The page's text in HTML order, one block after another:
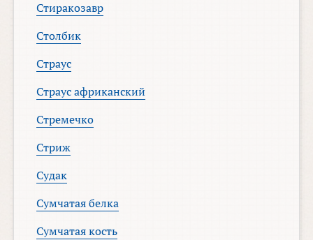
Стиракозавр
Столбик
Страус
Страус африканский
Стремечко
Стриж
Судак
Сумчатая белка
Сумчатая кость